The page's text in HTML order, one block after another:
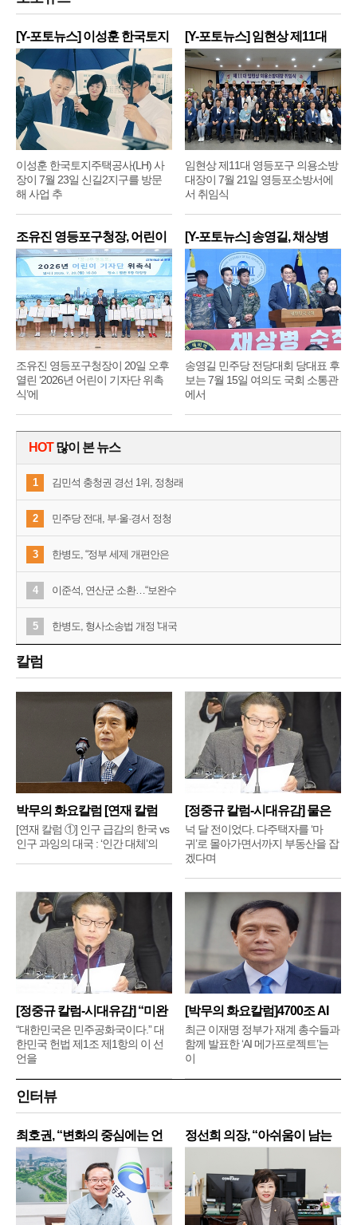
[Y-포토뉴스] 이성훈 한국토지
주
이성훈 한국토지주택공사(LH) 사
장이 7월 23일 신길2지구를 방문
해 사업 추
[Y-포토뉴스] 임현상 제11대
영
임현상 제11대 영등포구 의용소방
대장이 7월 21일 영등포소방서에
서 취임식
조유진 영등포구청장, 어린이
기
조유진 영등포구청장이 20일 오후
열린 ‘2026년 어린이 기자단 위촉
식’에
[Y-포토뉴스] 송영길, 채상병
순
송영길 민주당 전당대회 당대표 후
보는 7월 15일 여의도 국회 소통관
에서
HOT많이 본 뉴스
1 김민석 충청권 경선 1위, 정청래
2 민주당 전대, 부·울·경서 정청
3 한병도, “정부 세제 개편안은
4 이준석, 연산군 소환…“보완수
5 한병도, 형사소송법 개정 '대국
칼럼
박무의 화요칼럼 [연재 칼럼
①]
[연재 칼럼 ①] 인구 급감의 한국 vs
인구 과잉의 대국 : ‘인간 대체’의
[정중규 칼럼-시대유감] 물은
배
넉 달 전이었다. 다주택자를 ‘마
귀’로 몰아가면서까지 부동산을 잡
겠다며
[정중규 칼럼-시대유감] “미완
“대한민국은 민주공화국이다.” 대
한민국 헌법 제1조 제1항의 이 선
언을
[박무의 화요칼럼]4700조 AI
메
최근 이재명 정부가 재계 총수들과
함께 발표한 ‘AI 메가프로젝트’는
이
인터뷰
최호권, “변화의 중심에는 언
제
정선희 의장, “아쉬움이 남는